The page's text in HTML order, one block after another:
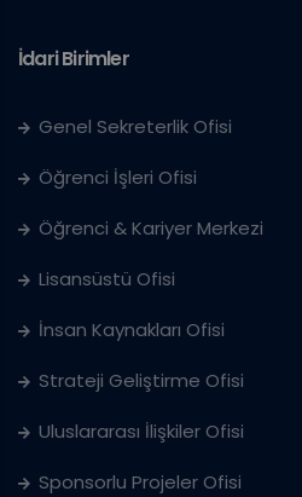
İdari Birimler
Genel Sekreterlik Ofisi
Öğrenci İşleri Ofisi
Öğrenci & Kariyer Merkezi
Lisansüstü Ofisi
İnsan Kaynakları Ofisi
Strateji Geliştirme Ofisi
Uluslararası İlişkiler Ofisi
Sponsorlu Projeler Ofisi